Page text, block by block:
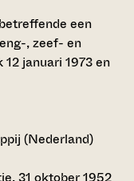
een
, zeef- en
januari 1973 en
(Nederland)